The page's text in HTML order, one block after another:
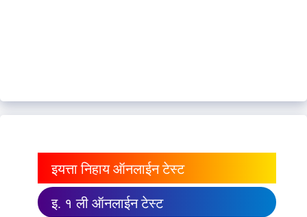
इयत्ता निहाय ऑनलाईन टेस्ट
इ. १ ली ऑनलाईन टेस्ट